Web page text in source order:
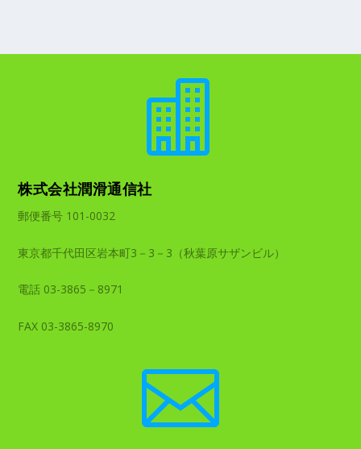

株式会社潤滑通信社
郵便番号 101-0032
東京都千代田区岩本町3－3－3（秋葉原サザンビル）
電話 03-3865－8971
FAX 03-3865-8970
